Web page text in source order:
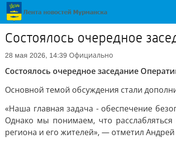
Состоялось очередное
28 мая 2026, 14:39 Официально
Состоялось очередное заседание
Основной темой обсуждения стали
«Наша главная задача - обеспечение
Однако мы понимаем, что
региона и его жителей», — отметил